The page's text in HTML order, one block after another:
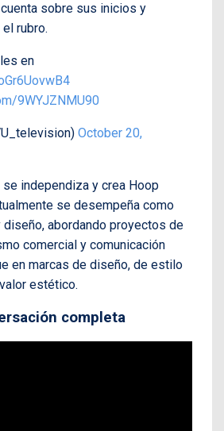
sobre sus inicios y
rubro.
en
9WYJZNMU90
October 20,
se independiza y crea Hoop
se desempeña como
abordando proyectos de
comercial y comunicación
en marcas de diseño, de estilo
estético.
completa